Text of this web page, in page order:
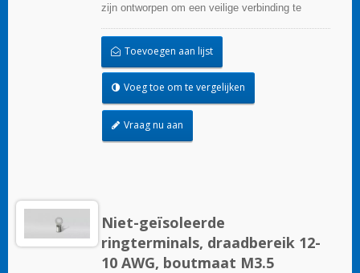
zijn ontworpen om een veilige verbinding te
Toevoegen aan lijst
Voeg toe om te vergelijken
Vraag nu aan
Niet-geïsoleerde
ringterminals, draadbereik 12-
10 AWG, boutmaat M3.5